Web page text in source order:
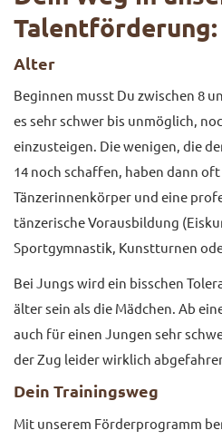
Talentförderung:
Alter
Beginnen musst Du zwischen 8
es sehr schwer bis unmöglich,
einzusteigen. Die wenigen, die
14 noch schaffen, haben dann oft
Tänzerinnenkörper und eine
tänzerische Vorausbildung
Sportgymnastik, Kunstturnen
Bei Jungs wird ein bisschen
älter sein als die Mädchen. Ab
auch für einen Jungen sehr
der Zug leider wirklich
Dein Trainingsweg
Mit unserem Förderprogramm